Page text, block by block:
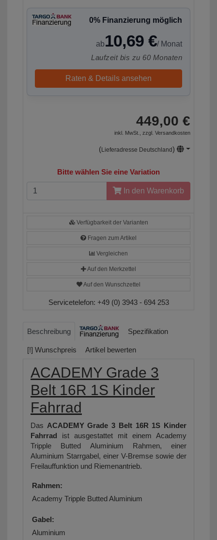
0% Finanzierung möglich
ab10,69 €/ Monat
Laufzeit bis zu 60 Monaten
Raten & Details ansehen
449,00 €
inkl. MwSt., zzgl. Versandkosten
(Lieferadresse Deutschland)
Bitte wählen Sie eine Variation
In den Warenkorb
Verfügbarkeit der Varianten
Fragen zum Artikel
Vergleichen
Auf den Merkzettel
Auf den Wunschzettel
Servicetelefon: +49 (0) 3943 - 694 253
Beschreibung Spezifikation
[!] Wunschpreis Artikel bewerten
ACADEMY Grade 3
Belt 16R 1S Kinder
Fahrrad
Das ACADEMY Grade 3 Belt 16R 1S Kinder
Fahrrad ist ausgestattet mit einem Academy
Tripple Butted Aluminium Rahmen, einer
Aluminium Starrgabel, einer V-Bremse sowie der
Freilauffunktion und Riemenantrieb.
Rahmen:
Academy Tripple Butted Aluminium
Gabel:
Aluminium